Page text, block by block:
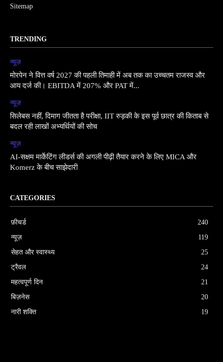
Sitemap
TRENDING
न्यूज़
मोरपेन ने वित्त वर्ष 2027 की पहली तिमाही में अब तक का उच्चतम राजस्व और
आय दर्ज की। EBITDA में 207% और PAT में...
न्यूज़
सिलेबस नहीं, दिमाग जीतता है परीक्षा, IIT रुड़की के इस पूर्व छात्र की किताब से
बदल रही लाखों अभ्यर्थियों की सोच
न्यूज़
AI-सक्षम मार्केटिंग लीडर्स की अगली पीढ़ी तैयार करने के लिए MICA और
Komerz के बीच साझेदारी
CATEGORIES
फ़ीचर्ड
240
न्यूज़
119
सेहत और स्वास्थ्य
25
ट्रैवल
24
महत्वपूर्ण दिन
21
बिज़नेस
20
नारी शक्ति
19